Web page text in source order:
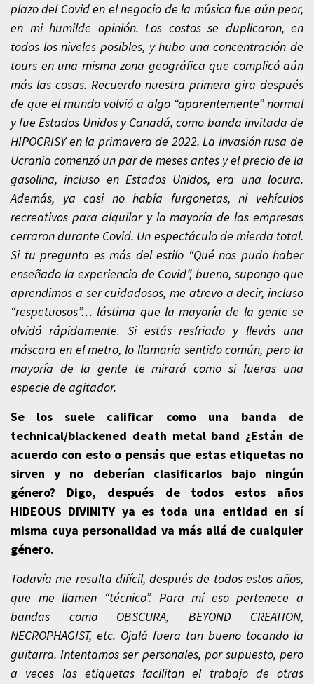
plazo del Covid en el negocio de la música fue aún peor,
en mi humilde opinión. Los costos se duplicaron, en
todos los niveles posibles, y hubo una concentración de
tours en una misma zona geográfica que complicó aún
más las cosas. Recuerdo nuestra primera gira después
de que el mundo volvió a algo “aparentemente” normal
y fue Estados Unidos y Canadá, como banda invitada de
HIPOCRISY en la primavera de 2022. La invasión rusa de
Ucrania comenzó un par de meses antes y el precio de la
gasolina, incluso en Estados Unidos, era una locura.
Además, ya casi no había furgonetas, ni vehículos
recreativos para alquilar y la mayoría de las empresas
cerraron durante Covid. Un espectáculo de mierda total.
Si tu pregunta es más del estilo “Qué nos pudo haber
enseñado la experiencia de Covid”, bueno, supongo que
aprendimos a ser cuidadosos, me atrevo a decir, incluso
“respetuosos”… lástima que la mayoría de la gente se
olvidó rápidamente. Si estás resfriado y llevás una
máscara en el metro, lo llamaría sentido común, pero la
mayoría de la gente te mirará como si fueras una
especie de agitador.
Se los suele calificar como una banda de
technical/blackened death metal band ¿Están de
acuerdo con esto o pensás que estas etiquetas no
sirven y no deberían clasificarlos bajo ningún
género? Digo, después de todos estos años
HIDEOUS DIVINITY ya es toda una entidad en sí
misma cuya personalidad va más allá de cualquier
género.
Todavía me resulta difícil, después de todos estos años,
que me llamen “técnico”. Para mí eso pertenece a
bandas como OBSCURA, BEYOND CREATION,
NECROPHAGIST, etc. Ojalá fuera tan bueno tocando la
guitarra. Intentamos ser personales, por supuesto, pero
a veces las etiquetas facilitan el trabajo de otras